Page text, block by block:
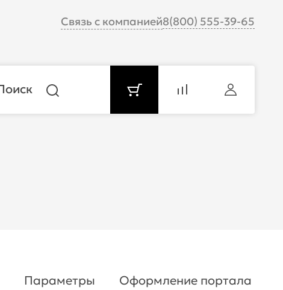
Связь с компанией8(800) 555-39-65
Параметры Оформление портала